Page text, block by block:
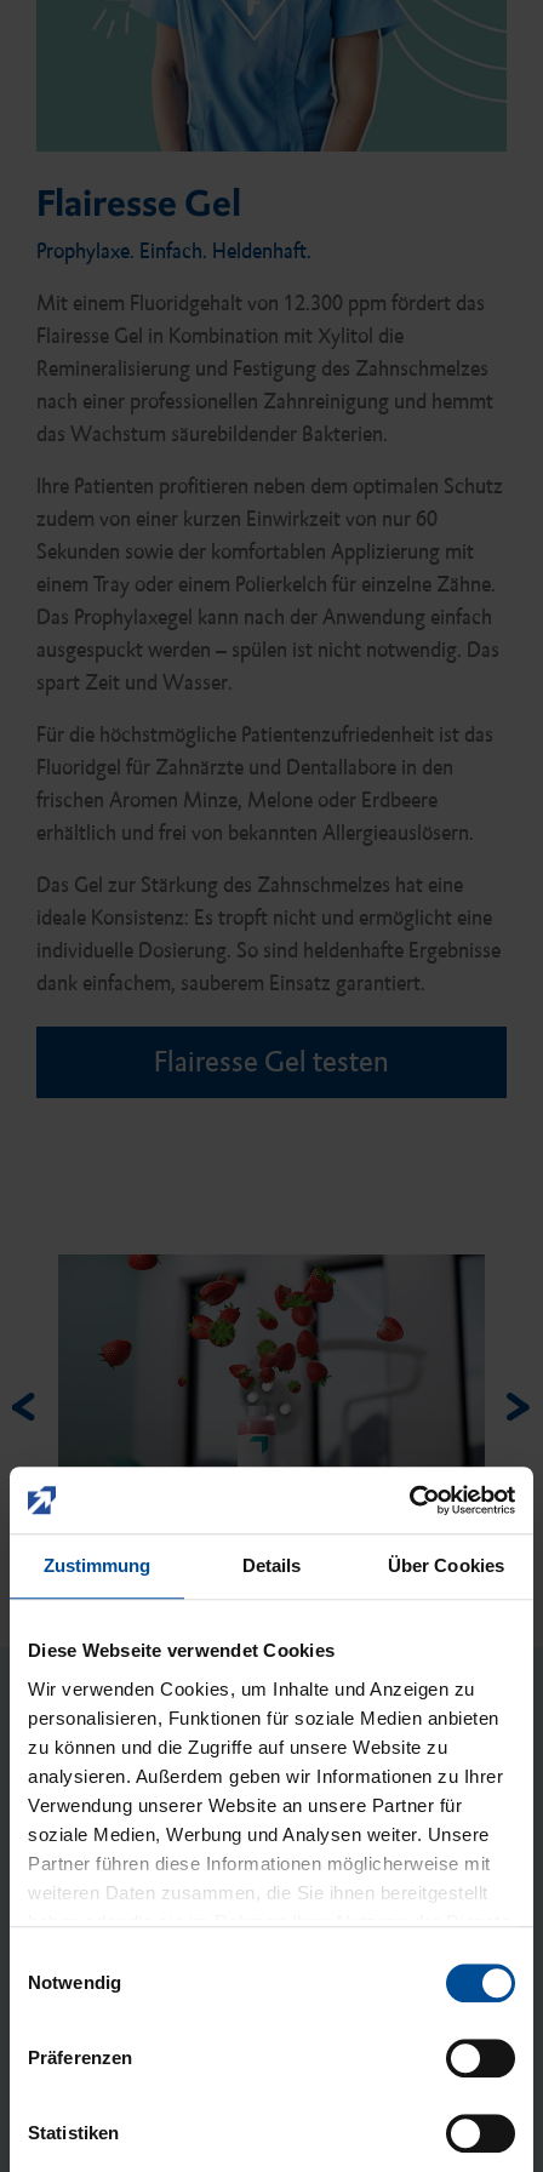
Zustimmung Details Über Cookies
Diese Webseite verwendet Cookies
Wir verwenden Cookies, um Inhalte und Anzeigen zu
personalisieren, Funktionen für soziale Medien anbieten
zu können und die Zugriffe auf unsere Website zu
analysieren. Außerdem geben wir Informationen zu Ihrer
Verwendung unserer Website an unsere Partner für
soziale Medien, Werbung und Analysen weiter. Unsere
Partner führen diese Informationen möglicherweise mit
weiteren Daten zusammen, die Sie ihnen bereitgestellt
und zumImpressum
Notwendig
Präferenzen
Statistiken
Flairesse Gel
Prophylaxe. Einfach. Heldenhaft.
Mit einem Fluoridgehalt von 12.300 ppm fördert das
Flairesse Gel in Kombination mit Xylitol die
Remineralisierung und Festigung des Zahnschmelzes
nach einer professionellen Zahnreinigung und hemmt
das Wachstum säurebildender Bakterien.
Ihre Patienten profitieren neben dem optimalen Schutz
zudem von einer kurzen Einwirkzeit von nur 60
Sekunden sowie der komfortablen Applizierung mit
einem Tray oder einem Polierkelch für einzelne Zähne.
Das Prophylaxegel kann nach der Anwendung einfach
ausgespuckt werden – spülen ist nicht notwendig. Das
spart Zeit und Wasser.
Für die höchstmögliche Patientenzufriedenheit ist das
Fluoridgel für Zahnärzte und Dentallabore in den
frischen Aromen Minze, Melone oder Erdbeere
erhältlich und frei von bekannten Allergieauslösern.
Das Gel zur Stärkung des Zahnschmelzes hat eine
ideale Konsistenz: Es tropft nicht und ermöglicht eine
individuelle Dosierung. So sind heldenhafte Ergebnisse
dank einfachem, sauberem Einsatz garantiert.
Flairesse Gel testen
Mehr Flairesse Gel Infos
oder eine persönliche
Produktdemo? Wir
Praxis/Labor Name Praxis/Labor*
Vorname*